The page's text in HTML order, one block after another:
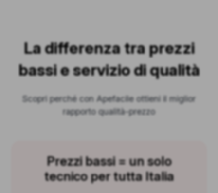
La differenza tra prezzi
bassi e servizio di qualità
Scopri perché con Apefacile ottieni il miglior
rapporto qualità-prezzo
Prezzi bassi = un solo
tecnico per tutta Italia